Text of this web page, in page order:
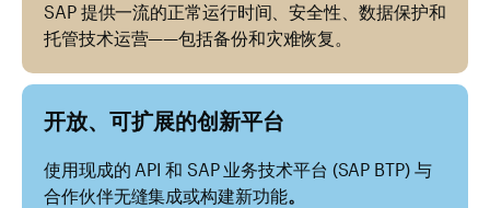
SAP 提供一流的正常运行时间、安全性、数据保护和
托管技术运营——包括备份和灾难恢复。
开放、可扩展的创新平台
使用现成的 API 和 SAP 业务技术平台 (SAP BTP) 与
合作伙伴无缝集成或构建新功能。